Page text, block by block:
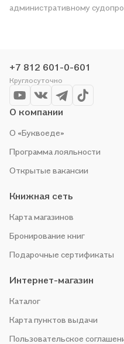
административному
выгоду!
+7 812 601-0-601
Круглосуточно
О компании
О «Буквоеде»
Программа лояльности
Открытые вакансии
Книжная сеть
Карта магазинов
Бронирование книг
Подарочные сертификаты
Интернет-магазин
Каталог
Карта пунктов выдачи
Пользовательское